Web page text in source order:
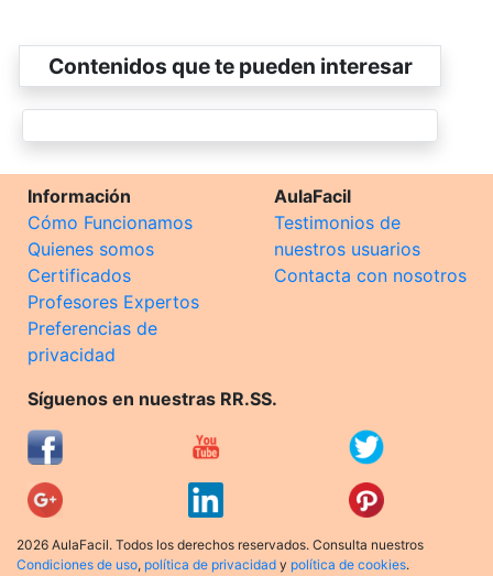
Contenidos que te pueden interesar
Información
Cómo Funcionamos
Quienes somos
Certificados
Profesores Expertos
Preferencias de
privacidad
AulaFacil
Testimonios de
nuestros usuarios
Contacta con nosotros
Síguenos en nuestras RR.SS.
2026 AulaFacil. Todos los derechos reservados. Consulta nuestros
Condiciones de uso, política de privacidad y política de cookies.